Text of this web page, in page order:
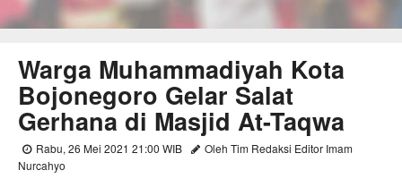
Warga Muhammadiyah Kota
Bojonegoro Gelar Salat
Gerhana di Masjid At-Taqwa
Rabu, 26 Mei 2021 21:00 WIB
Oleh Tim Redaksi Editor Imam
Nurcahyo